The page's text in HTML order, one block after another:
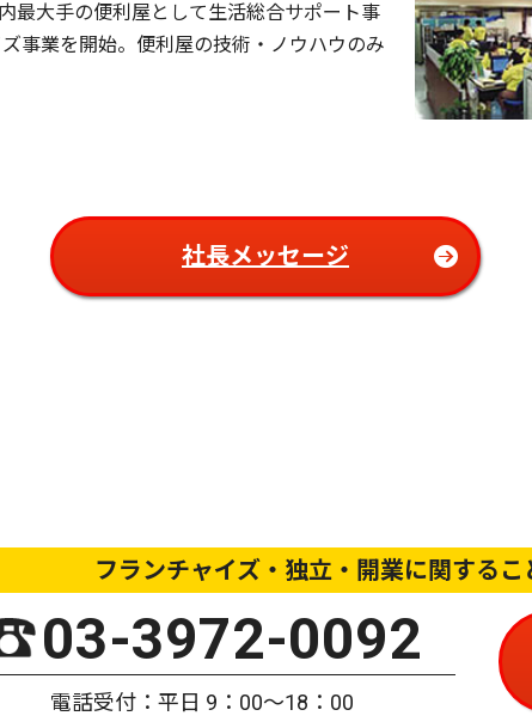
最大手の便利屋として生活総合サポート事
事業を開始。便利屋の技術・ノウハウのみ
社長メッセージ
フランチャイズ・独立・開業に関するこ
03-3972-0092
電話受付：平日 9：00〜18：00